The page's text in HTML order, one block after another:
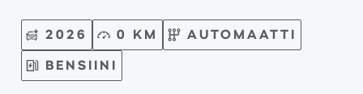
2026 0 KM
AUTOMAATTI
BENSIINI